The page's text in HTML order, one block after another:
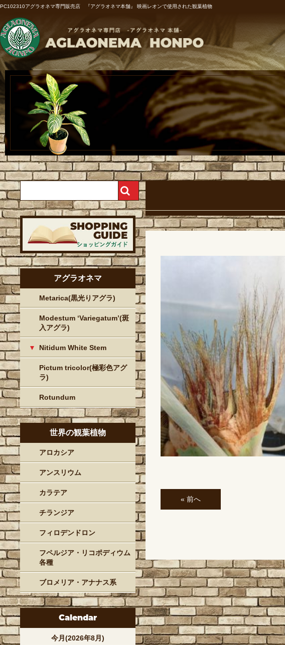
PC102310アグラオネマ専門販売店 『アグラオネマ本舗』 映画レオンで使用された観葉植物
« 前へ
アグラオネマ
Metarica(黒光りアグラ)
Modestum ‘Variegatum’(斑
入アグラ)
Nitidum White Stem
Pictum tricolor(極彩色アグ
ラ)
Rotundum
世界の観葉植物
アロカシア
アンスリウム
カラテア
チランジア
フィロデンドロン
フペルジア・リコポディウム
各種
ブロメリア・アナナス系
Calendar
今月(2026年8月)